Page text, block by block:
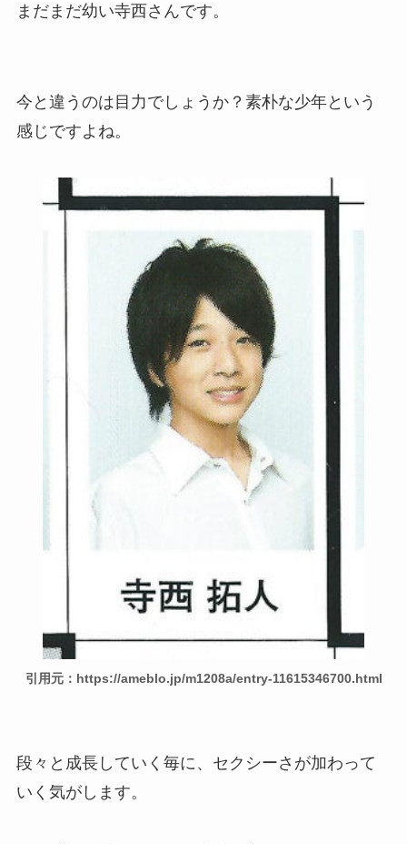
まだまだ幼い寺西さんです。
今と違うのは目力でしょうか？素朴な少年という
感じですよね。
引用元：https://ameblo.jp/m1208a/entry-11615346700.html
段々と成長していく毎に、セクシーさが加わって
いく気がします。